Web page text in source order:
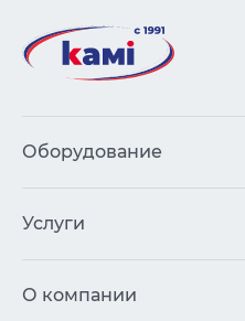
Оборудование
Услуги
О компании